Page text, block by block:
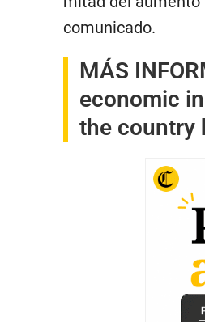
comunicado.
MÁS
economic
the country